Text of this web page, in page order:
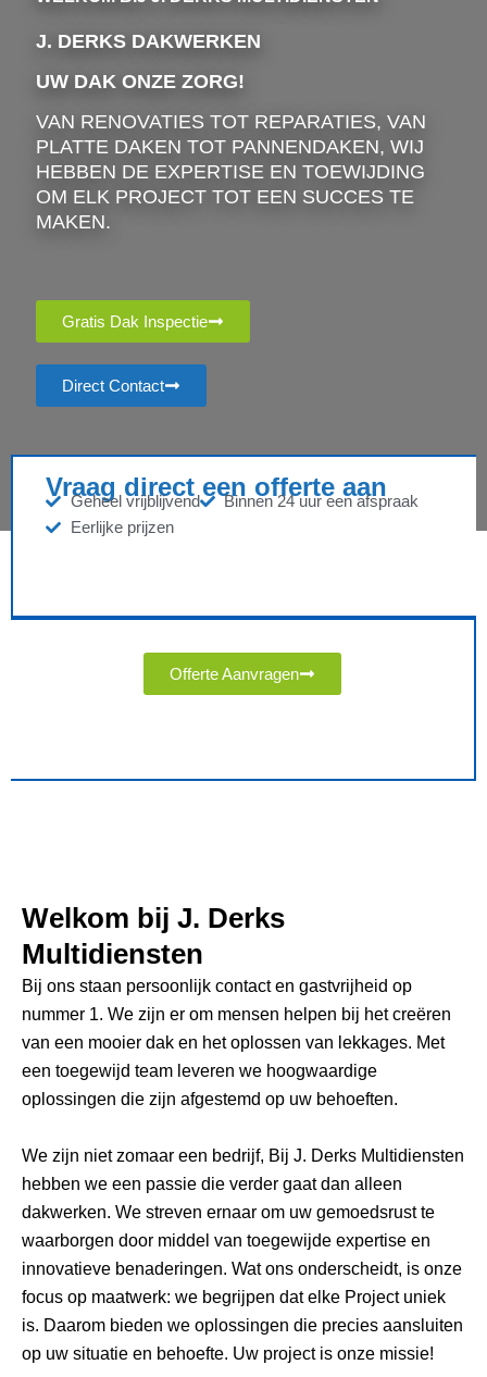
J. DERKS DAKWERKEN
UW DAK ONZE ZORG!
VAN RENOVATIES TOT REPARATIES, VAN
PLATTE DAKEN TOT PANNENDAKEN, WIJ
HEBBEN DE EXPERTISE EN TOEWIJDING
OM ELK PROJECT TOT EEN SUCCES TE
MAKEN.
Gratis Dak Inspectie
Direct Contact
Vraag direct een offerte aan
Geheel vrijblijvend
Binnen 24 uur een afspraak
Eerlijke prijzen
Offerte Aanvragen
Welkom bij J. Derks
Multidiensten
Bij ons staan persoonlijk contact en gastvrijheid op
nummer 1. We zijn er om mensen helpen bij het creëren
van een mooier dak en het oplossen van lekkages. Met
een toegewijd team leveren we hoogwaardige
oplossingen die zijn afgestemd op uw behoeften.
We zijn niet zomaar een bedrijf, Bij J. Derks Multidiensten
hebben we een passie die verder gaat dan alleen
dakwerken. We streven ernaar om uw gemoedsrust te
waarborgen door middel van toegewijde expertise en
innovatieve benaderingen. Wat ons onderscheidt, is onze
focus op maatwerk: we begrijpen dat elke Project uniek
is. Daarom bieden we oplossingen die precies aansluiten
op uw situatie en behoefte. Uw project is onze missie!